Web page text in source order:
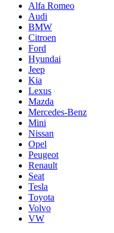
Alfa Romeo
Audi
BMW
Citroen
Ford
Hyundai
Jeep
Kia
Lexus
Mazda
Mercedes-Benz
Mini
Nissan
Opel
Peugeot
Renault
Seat
Tesla
Toyota
Volvo
VW